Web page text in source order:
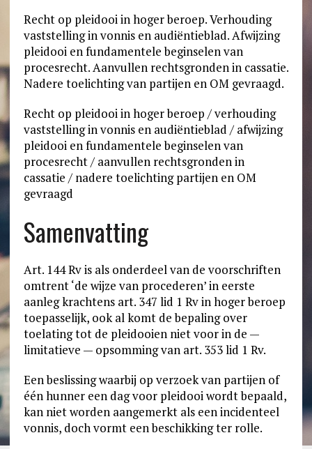
Recht op pleidooi in hoger beroep. Verhouding
vaststelling in vonnis en audiëntieblad. Afwijzing
pleidooi en fundamentele beginselen van
procesrecht. Aanvullen rechtsgronden in cassatie.
Nadere toelichting van partijen en OM gevraagd.
Recht op pleidooi in hoger beroep / verhouding
vaststelling in vonnis en audiëntieblad / afwijzing
pleidooi en fundamentele beginselen van
procesrecht / aanvullen rechtsgronden in
cassatie / nadere toelichting partijen en OM
gevraagd
Samenvatting
Art. 144 Rv is als onderdeel van de voorschriften
omtrent ‘de wijze van procederen’ in eerste
aanleg krachtens art. 347 lid 1 Rv in hoger beroep
toepasselijk, ook al komt de bepaling over
toelating tot de pleidooien niet voor in de —
limitatieve — opsomming van art. 353 lid 1 Rv.
Een beslissing waarbij op verzoek van partijen of
één hunner een dag voor pleidooi wordt bepaald,
kan niet worden aangemerkt als een incidenteel
vonnis, doch vormt een beschikking ter rolle.